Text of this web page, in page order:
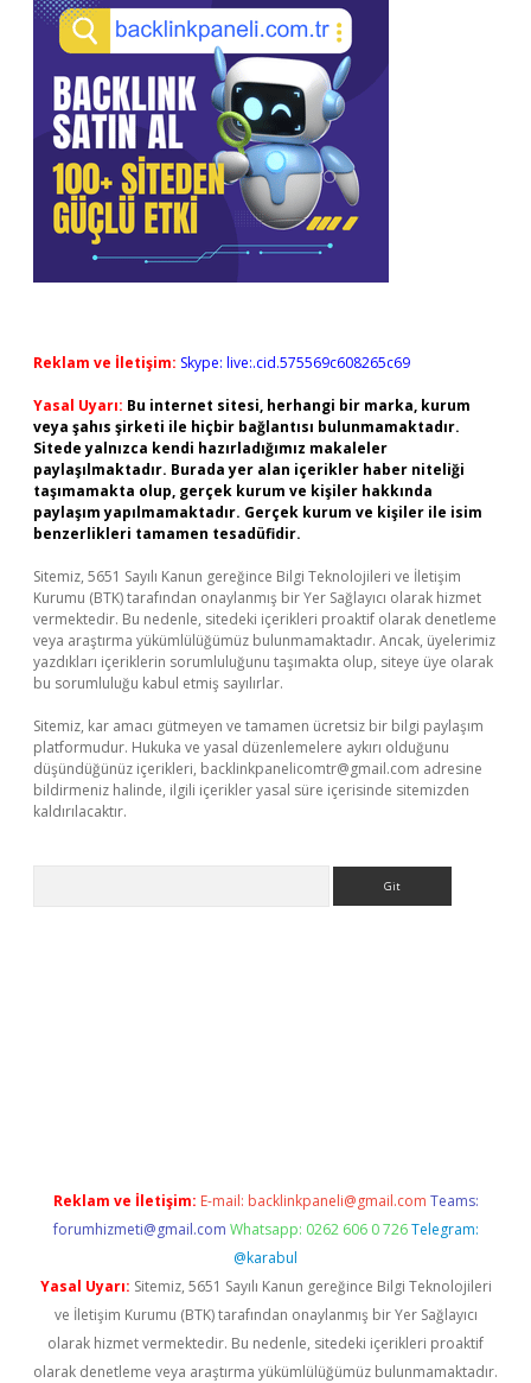
Reklam ve İletişim: Skype: live:.cid.575569c608265c69
Yasal Uyarı: Bu internet sitesi, herhangi bir marka, kurum
veya şahıs şirketi ile hiçbir bağlantısı bulunmamaktadır.
Sitede yalnızca kendi hazırladığımız makaleler
paylaşılmaktadır. Burada yer alan içerikler haber niteliği
taşımamakta olup, gerçek kurum ve kişiler hakkında
paylaşım yapılmamaktadır. Gerçek kurum ve kişiler ile isim
benzerlikleri tamamen tesadüfidir.
Sitemiz, 5651 Sayılı Kanun gereğince Bilgi Teknolojileri ve İletişim
Kurumu (BTK) tarafından onaylanmış bir Yer Sağlayıcı olarak hizmet
vermektedir. Bu nedenle, sitedeki içerikleri proaktif olarak denetleme
veya araştırma yükümlülüğümüz bulunmamaktadır. Ancak, üyelerimiz
yazdıkları içeriklerin sorumluluğunu taşımakta olup, siteye üye olarak
bu sorumluluğu kabul etmiş sayılırlar.
Sitemiz, kar amacı gütmeyen ve tamamen ücretsiz bir bilgi paylaşım
platformudur. Hukuka ve yasal düzenlemelere aykırı olduğunu
düşündüğünüz içerikleri, backlinkpanelicomtr@gmail.com adresine
bildirmeniz halinde, ilgili içerikler yasal süre içerisinde sitemizden
kaldırılacaktır.
Reklam ve İletişim: E-mail: backlinkpaneli@gmail.com Teams:
forumhizmeti@gmail.com Whatsapp: 0262 606 0 726 Telegram:
@karabul
Yasal Uyarı: Sitemiz, 5651 Sayılı Kanun gereğince Bilgi Teknolojileri
ve İletişim Kurumu (BTK) tarafından onaylanmış bir Yer Sağlayıcı
olarak hizmet vermektedir. Bu nedenle, sitedeki içerikleri proaktif
olarak denetleme veya araştırma yükümlülüğümüz bulunmamaktadır.